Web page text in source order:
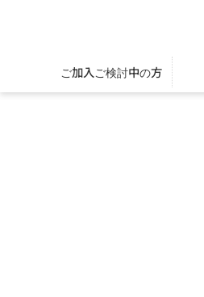
ご加入ご検討中の方